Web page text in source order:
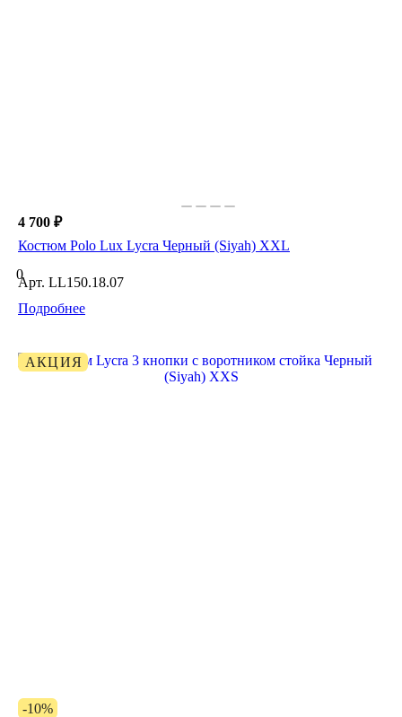
4 700 ₽
Костюм Polo Lux Lycra Черный (Siyah) XXL
0
Арт. LL150.18.07
Подробнее
АКЦИЯ
-10%